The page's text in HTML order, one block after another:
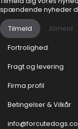
spændende nyheder
Tilmeld Afmeld
Fortrolighed
Fragt og levering
Firma profil
Betingelser & Vilkår